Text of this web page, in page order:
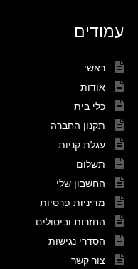
עמודים
ראשי
אודות
כלי בית
תקנון החברה
עגלת קניות
תשלום
החשבון שלי
מדיניות פרטיות
החזרות וביטולים
הסדרי נגישות
צור קשר